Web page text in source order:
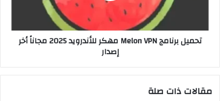
تحميل برنامج Melon VPN مهكر للأندرويد 2025 مجاناً أخر
إصدار
مقالات ذات صلة